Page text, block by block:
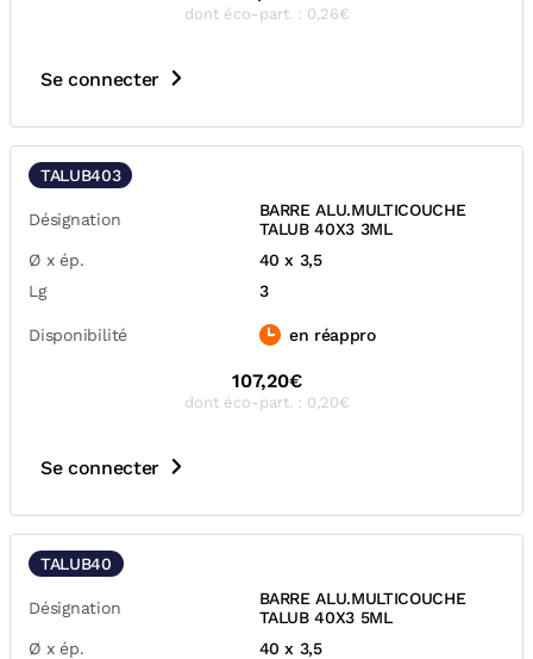
dont éco-part. : 0,26€
Se connecter
TALUB403
Désignation
BARRE ALU.MULTICOUCHE
TALUB 40X3 3ML
Ø x ép.
40 x 3,5
Lg
3
Disponibilité en réappro
107,20€
dont éco-part. : 0,20€
Se connecter
TALUB40
Désignation
BARRE ALU.MULTICOUCHE
TALUB 40X3 5ML
Ø x ép.
40 x 3,5